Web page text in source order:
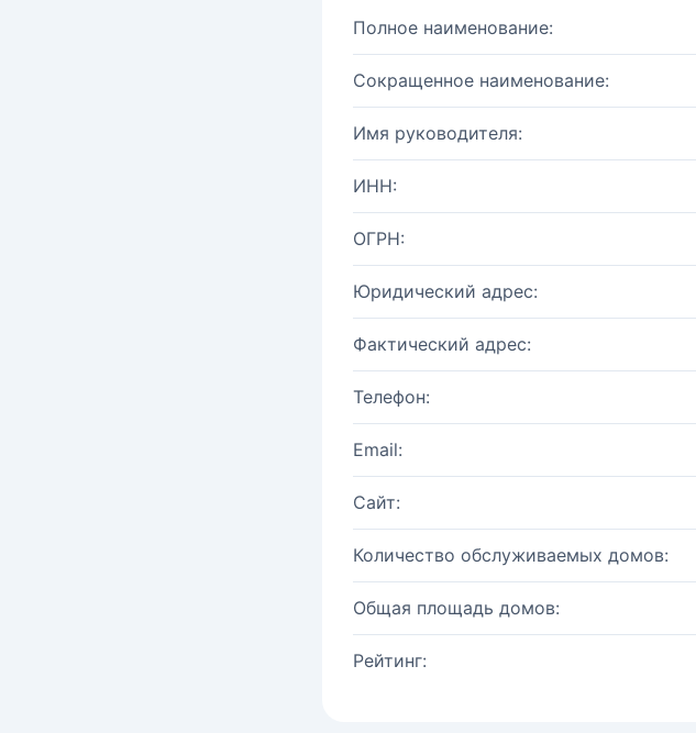
Полное наименование:
Сокращенное наименование:
Имя руководителя:
ИНН:
ОГРН:
Юридический адрес:
Фактический адрес:
Телефон:
Email:
Сайт:
Количество обслуживаемых домов:
Общая площадь домов:
Рейтинг: